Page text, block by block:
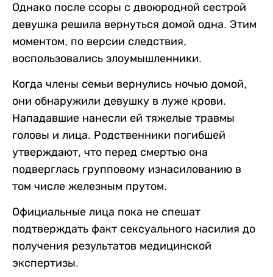
Однако после ссоры с двоюродной сестрой
девушка решила вернуться домой одна. Этим
моментом, по версии следствия,
воспользовались злоумышленники.
Когда члены семьи вернулись ночью домой,
они обнаружили девушку в луже крови.
Нападавшие нанесли ей тяжелые травмы
головы и лица. Родственники погибшей
утверждают, что перед смертью она
подверглась групповому изнасилованию в
том числе железным прутом.
Официальные лица пока не спешат
подтверждать факт сексуального насилия до
получения результатов медицинской
экспертизы.